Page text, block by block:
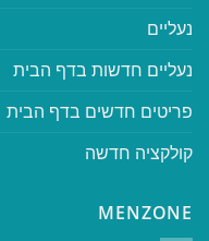
נעליים
נעליים חדשות בדף הבית
פריטים חדשים בדף הבית
קולקציה חדשה
MENZONE